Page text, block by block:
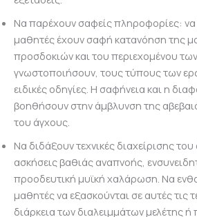
Να παρέχουν σαφείς πληροφορίες: να
μαθητές έχουν σαφή κατανόηση της
προσδοκιών και του περιεχομένου
γνωστοποιήσουν, τους τύπους των
ειδικές οδηγίες. Η σαφήνεια και η
βοηθήσουν στην άμβλυνση της
του άγχους.
Να διδάξουν τεχνικές διαχείρισης
ασκήσεις βαθιάς αναπνοής,
προοδευτική μυϊκή χαλάρωση. Να
μαθητές να εξασκούνται σε αυτές τις
διάρκεια των διαλειμμάτων μελέτης ή